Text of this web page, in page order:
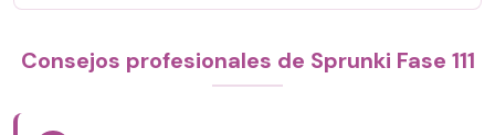
Consejos profesionales de Sprunki Fase 111